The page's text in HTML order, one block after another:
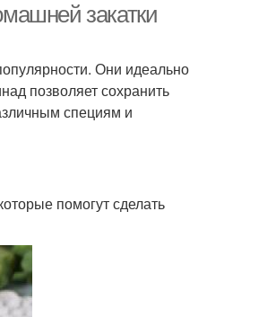
закатки
Они идеально
позволяет сохранить
специям и
помогут сделать